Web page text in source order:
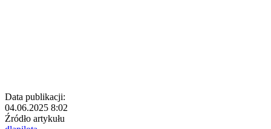
Data publikacji:
04.06.2025 8:02
Źródło artykułu